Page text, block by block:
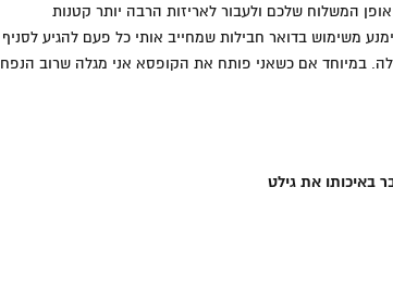
המשלוח שלכם ולעבור לאריזות הרבה יותר קטנות
משימוש בדואר חבילות שמחייב אותי כל פעם להגיע לסניף
במיוחד אם כשאני פותח את הקופסא אני מגלה שרוב הנפח
באיכותו את גילט